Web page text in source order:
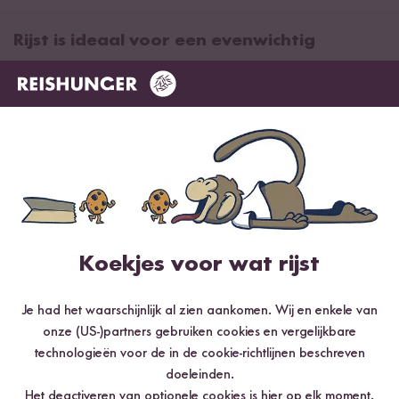
Rijst is ideaal voor een evenwichtig
De rijst heeft niet op magische wijze calorieën verloren. Van rijst
ben je langer verzadigd dan van brood, rijst bevat veel vezels
en voedingsstoffen en komt daarom in aanmerking voor
opname in een gezond en evenwichtig eetpatroon.
Voedingswaarden van de rijstsoorten
De exacte voedingswaarden voor de verschillende rijstsoorten
Voedingswaarden van rijst
Passende producten
Koekjes voor wat rijst
Je had het waarschijnlijk al zien aankomen. Wij en enkele van
onze (US-)partners gebruiken cookies en vergelijkbare
technologieën voor de in de cookie-richtlijnen beschreven
doeleinden.